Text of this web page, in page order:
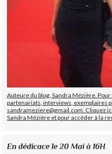
Auteure du blog, Sandra Mézière.
partenariats, interviews, exemplaires
sandrameziere@gmail.com. Cliquez
Sandra Mézière et pour accéder à la
En dédicace le 20 Mai à 16H